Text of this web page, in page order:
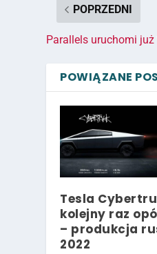
POPRZEDNI
Parallels uruchomi
POWIĄZANE
Tesla
kolejny raz
– produkcja
2022